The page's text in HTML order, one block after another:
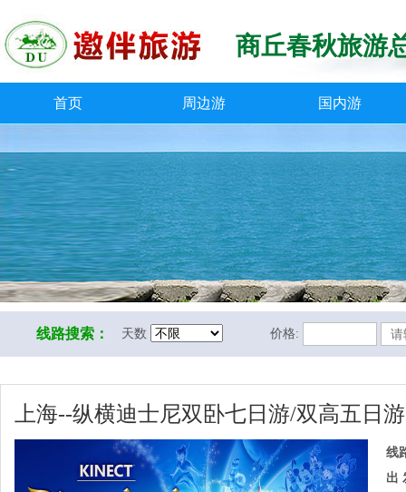
商丘春秋旅游
首页 周边游 国内游
线路搜索： 天数 价格:
上海--纵横迪士尼双卧七日游/双高五日游
线
出